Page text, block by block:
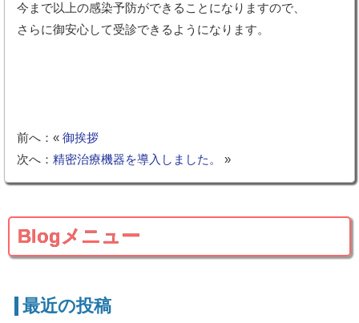
今まで以上の感染予防ができることになりますので、
さらに御安心して受診できるようになります。
前へ：« 御挨拶
次へ： 精密治療機器を導入しました。 »
Blogメニュー
最近の投稿